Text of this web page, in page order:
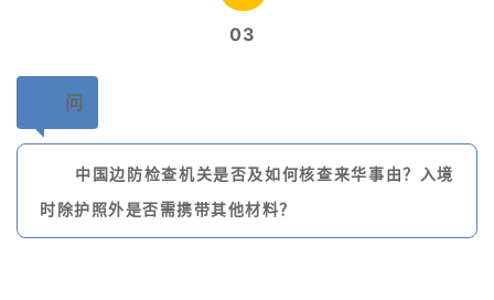
03
问
中国边防检查机关是否及如何核查来华事由？入境
时除护照外是否需携带其他材料？